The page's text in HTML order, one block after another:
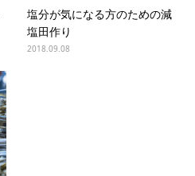
塩分が気になる方のための減
塩田作り
2018.09.08